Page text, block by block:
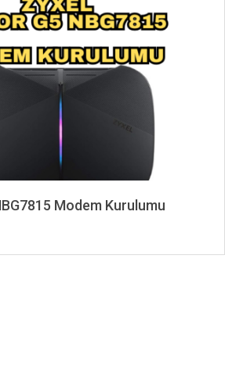
Modem Kurulumu